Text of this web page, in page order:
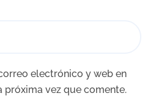
electrónico y web en
próxima vez que comente.